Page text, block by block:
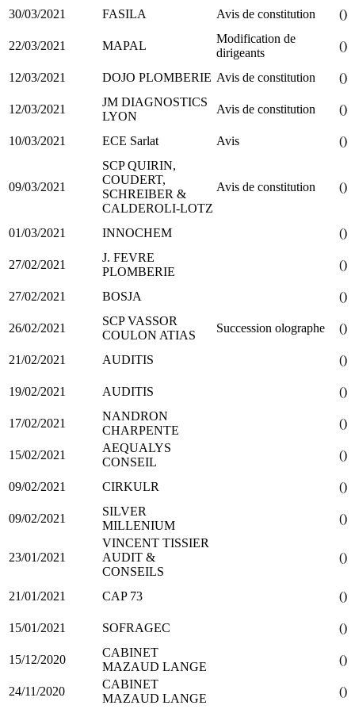
30/03/2021 FASILA Avis de constitution ()
22/03/2021 MAPAL
Modification de
dirigeants
()
12/03/2021 DOJO PLOMBERIE Avis de constitution ()
12/03/2021
JM DIAGNOSTICS
LYON
Avis de constitution ()
10/03/2021 ECE Sarlat Avis ()
09/03/2021
SCP QUIRIN,
COUDERT,
SCHREIBER &
CALDEROLI-LOTZ
Avis de constitution ()
01/03/2021 INNOCHEM ()
27/02/2021
J. FEVRE
PLOMBERIE
()
27/02/2021 BOSJA ()
26/02/2021
SCP VASSOR
COULON ATIAS
Succession olographe ()
21/02/2021 AUDITIS ()
19/02/2021 AUDITIS ()
17/02/2021
NANDRON
CHARPENTE
()
15/02/2021
AEQUALYS
CONSEIL
()
09/02/2021 CIRKULR ()
09/02/2021
SILVER
MILLENIUM
()
23/01/2021
VINCENT TISSIER
AUDIT &
CONSEILS
()
21/01/2021 CAP 73 ()
15/01/2021 SOFRAGEC ()
15/12/2020
CABINET
MAZAUD LANGE
()
24/11/2020
CABINET
MAZAUD LANGE
()